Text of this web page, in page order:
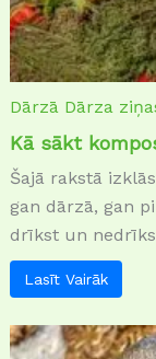
Dārzā Dārza
Kā sākt
Šajā rakstā
gan dārzā, gan
drīkst un
Lasīt Vairāk